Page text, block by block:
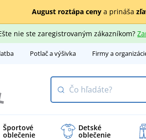
August roztápa cenya prináša
nie ste zaregistrovaným zákazníkom?
Potlač a výšivka Firmy a
Športové
oblečenie
Detské
oblečenie